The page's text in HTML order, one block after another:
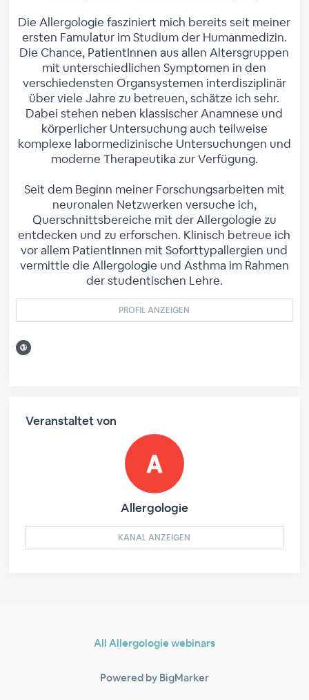
Die Allergologie fasziniert mich bereits seit meiner
ersten Famulatur im Studium der Humanmedizin.
Die Chance, PatientInnen aus allen Altersgruppen
mit unterschiedlichen Symptomen in den
verschiedensten Organsystemen interdisziplinär
über viele Jahre zu betreuen, schätze ich sehr.
Dabei stehen neben klassischer Anamnese und
körperlicher Untersuchung auch teilweise
komplexe labormedizinische Untersuchungen und
moderne Therapeutika zur Verfügung.
Seit dem Beginn meiner Forschungsarbeiten mit
neuronalen Netzwerken versuche ich,
Querschnittsbereiche mit der Allergologie zu
entdecken und zu erforschen. Klinisch betreue ich
vor allem PatientInnen mit Soforttypallergien und
vermittle die Allergologie und Asthma im Rahmen
der studentischen Lehre.
PROFIL ANZEIGEN
Veranstaltet von
Allergologie
KANAL ANZEIGEN
All Allergologie webinars
Powered by BigMarker